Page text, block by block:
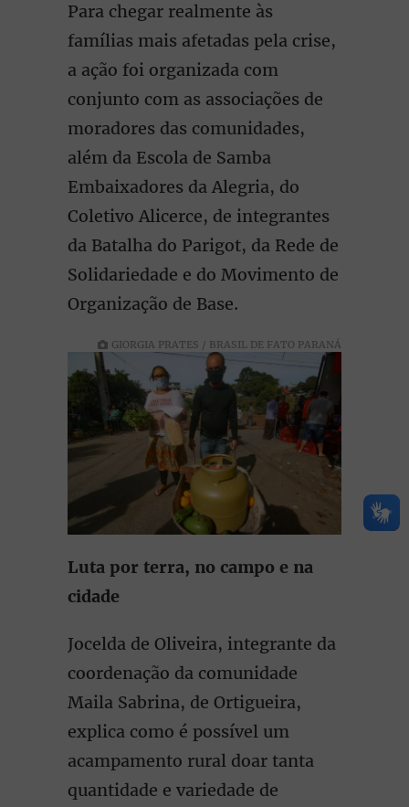
Para chegar realmente às
famílias mais afetadas pela crise,
a ação foi organizada com
conjunto com as associações de
moradores das comunidades,
além da Escola de Samba
Embaixadores da Alegria, do
Coletivo Alicerce, de integrantes
da Batalha do Parigot, da Rede de
Solidariedade e do Movimento de
Organização de Base.
GIORGIA PRATES / BRASIL DE FATO PARANÁ
Luta por terra, no campo e na
cidade
Jocelda de Oliveira, integrante da
coordenação da comunidade
Maila Sabrina, de Ortigueira,
explica como é possível um
acampamento rural doar tanta
quantidade e variedade de